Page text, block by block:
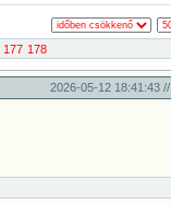
177 178
2026-05-12 18:41:43 //